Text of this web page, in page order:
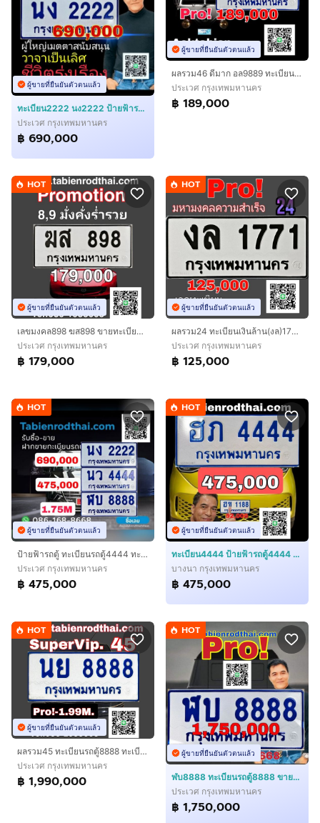
ผู้ขายที่ยืนยันตัวตนแล้ว
ทะเบียน2222​ นง2222 ป้ายฟ้ารถตู้​ ผลรวม15 ป้ายทะเบียนรถตู้2222 ทะเบียนสวยรถตู้​เลขมงคล​ ทะเบียนรถตู้2222 เจ้าของขายเอง​​ รับประกันความชัวร์
ประเวศ กรุงเทพมหานคร
฿ 690,000
ผู้ขายที่ยืนยันตัวตนแล้ว
ผลรวม46 ดีมาก​ อล9889​ ทะเบียนรถตู้ป้ายฟ้าอล9889 ป้ายฟ้าทะเบียนมงคล9889 ทะเบียนสวยรถตู้9889ยอดนิยม​ เจ้าของขายเองรับประกันความชัวร์
ประเวศ กรุงเทพมหานคร
฿ 189,000
HOT
ผู้ขายที่ยืนยันตัวตนแล้ว
เลขมงคล898 ฆส898 ขายทะเบียน898 ทะเบียนรถ898 ทะเบียนสวย898 ป้ายทะเบียน898 ทะเบียนสวย898 ป้ายทะเบียนรถสวย898 เจ้าของขายเอง​รับประกันความชัวร์
ประเวศ กรุงเทพมหานคร
฿ 179,000
HOT
ผู้ขายที่ยืนยันตัวตนแล้ว
ผลรวม24 ทะเบียนเงินล้าน(งล)​1771 ทะเบียนรถ1771 ทะเบียนสวย1771​ ทะเบียนมงคล ​ ป้ายทะเบียน1771​​เลขดีมาก เจ้าของขายเองรับประกันความชัวร์100
ประเวศ กรุงเทพมหานคร
฿ 125,000
HOT
ผู้ขายที่ยืนยันตัวตนแล้ว
ป้ายฟ้ารถตู้​ ทะเบียนรถตู้4444​ ทะเบียนรถตู้8888 ทะเบียนรถตู้​2222 ทะเบียนป้ายฟ้ารถตู้ผลรวมดี ทะเบียนรถตู้Vip​ เจ้าของขายเอง​ชัวร์100
ประเวศ กรุงเทพมหานคร
฿ 475,000
HOT
ผู้ขายที่ยืนยันตัวตนแล้ว
ทะเบียน4444 ป้ายฟ้ารถตู้4444 ฮภ4444 ทะเบียนรถตู้4444 ทะเบียนป้ายฟ้า4444 ป้ายฟ้า4444SuperVip.ใส่รถตู้ รย.2 เจ้าของขายเองรับประกันความชัวร์
บางนา กรุงเทพมหานคร
฿ 475,000
HOT
ผู้ขายที่ยืนยันตัวตนแล้ว
ผลรวม45 ทะเบียนรถตู้8888 ​ทะเบียนนย8888 ทะเบียนสวยรถตู้​ป้ายฟ้า8888 พลังมหามงคลความสำเร็จ​ ได้ป้ายเลย​ เจ้าของขายเองรับประกันความชัวร์100
ประเวศ กรุงเทพมหานคร
฿ 1,990,000
HOT
ผู้ขายที่ยืนยันตัวตนแล้ว
ฬบ8888 ทะเบียนรถตู้8888 ขายทะเบียนรถตู้8888 ฬบ8888 ทะเบียนสวยรถตู้8888 ทะเบียนสวยป้ายฟ้า8888 carlicenseplate​8888 เจ้าของขายเองชัวร์สุดๆ100
ประเวศ กรุงเทพมหานคร
฿ 1,750,000